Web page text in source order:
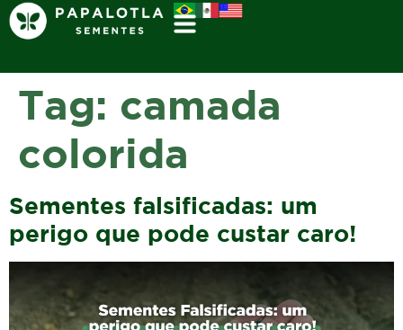
Tag: camada
colorida
Sementes falsificadas: um
perigo que pode custar caro!